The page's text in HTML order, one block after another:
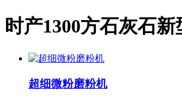
时产1300方石灰石
超细微粉磨粉机